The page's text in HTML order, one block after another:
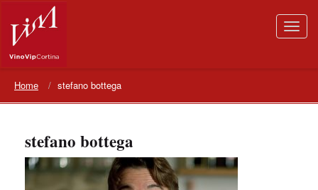
Home stefano bottega
stefano bottega